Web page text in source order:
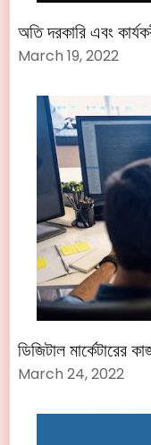
অতি দরকারি এবং
March 19, 2022
ডিজিটাল মার্কেটারের
March 24, 2022